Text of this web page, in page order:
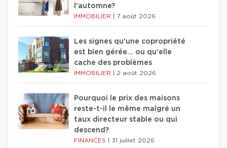
l'automne?
IMMOBILIER 7 août 2026
Les signes qu'une copropriété
est bien gérée… ou qu'elle
cache des problèmes
IMMOBILIER 2 août 2026
Pourquoi le prix des maisons
reste-t-il le même malgré un
taux directeur stable ou qui
descend?
FINANCES 31 juillet 2026